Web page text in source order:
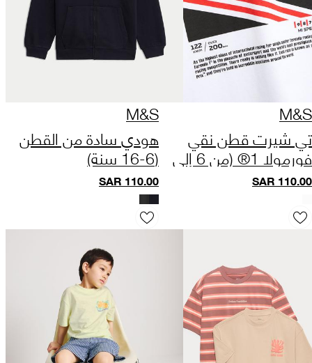
M&S
تي شيرت قطن نقي
فورمولا 1® (من 6 إلى
16 سنة) SAR 110.00
M&S
هودي سادة من القطن
(6-16 سنة)
SAR 110.00